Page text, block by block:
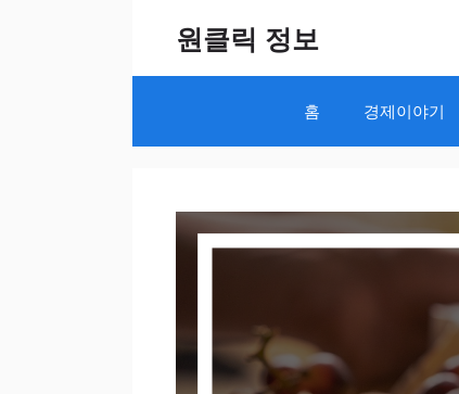
원클릭 정보
홈 경제이야기